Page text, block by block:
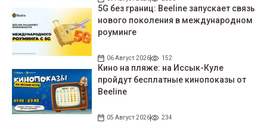
5G без границ: Beeline запускает связь
нового поколения в международном
роуминге
06 Август 2026 152
Кино на пляже: на Иссык-Куле
пройдут беcплатные кинопоказы от
Beeline
05 Август 2026 234